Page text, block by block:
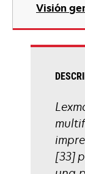
una
pestaña
Visión
[33]